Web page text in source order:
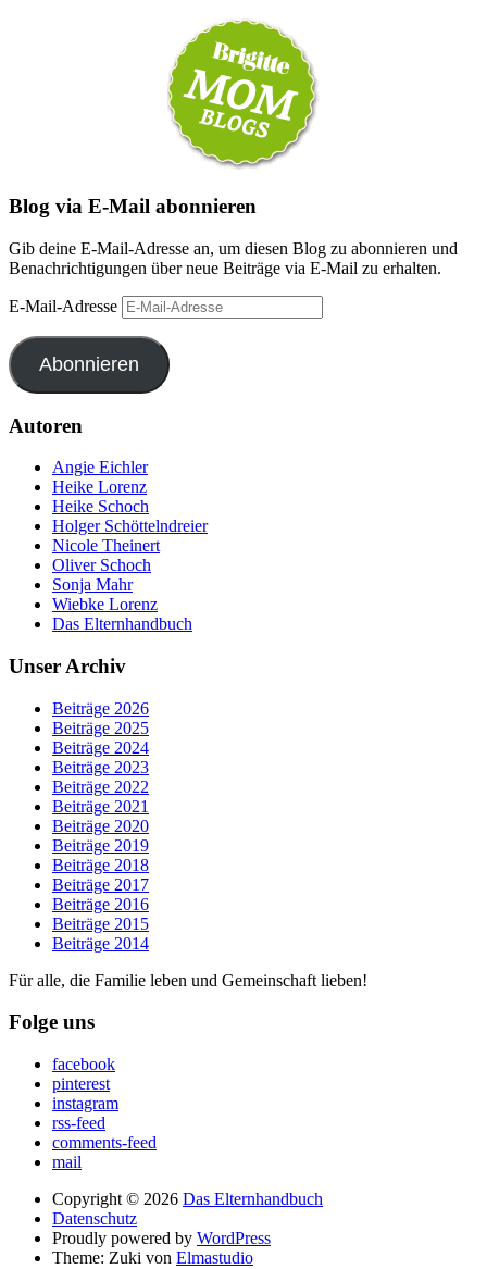
Blog via E-Mail abonnieren
Gib deine E-Mail-Adresse an, um diesen Blog zu abonnieren und
Benachrichtigungen über neue Beiträge via E-Mail zu erhalten.
E-Mail-Adresse
Abonnieren
Autoren
Angie Eichler
Heike Lorenz
Heike Schoch
Holger Schöttelndreier
Nicole Theinert
Oliver Schoch
Sonja Mahr
Wiebke Lorenz
Das Elternhandbuch
Unser Archiv
Beiträge 2026
Beiträge 2025
Beiträge 2024
Beiträge 2023
Beiträge 2022
Beiträge 2021
Beiträge 2020
Beiträge 2019
Beiträge 2018
Beiträge 2017
Beiträge 2016
Beiträge 2015
Beiträge 2014
Für alle, die Familie leben und Gemeinschaft lieben!
Folge uns
facebook
pinterest
instagram
rss-feed
comments-feed
mail
Copyright © 2026 Das Elternhandbuch
Datenschutz
Proudly powered by WordPress
Theme: Zuki von Elmastudio